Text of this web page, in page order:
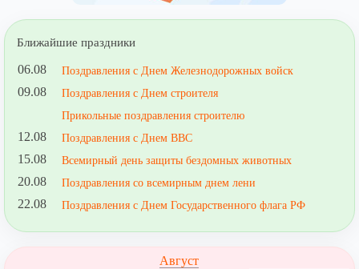
Ближайшие праздники
06.08 Поздравления с Днем Железнодорожных войск
09.08
Поздравления с Днем строителя
Прикольные поздравления строителю
12.08 Поздравления с Днем ВВС
15.08 Всемирный день защиты бездомных животных
20.08 Поздравления со всемирным днем лени
22.08 Поздравления с Днем Государственного флага РФ
Август